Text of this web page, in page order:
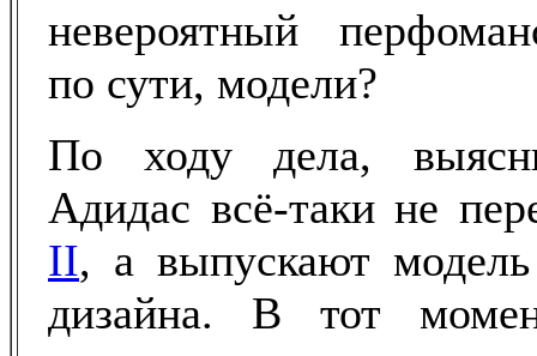
невероятный
по сути, модели?
По ходу дела,
Адидас всё-таки не
II, а выпускают
дизайна. В тот